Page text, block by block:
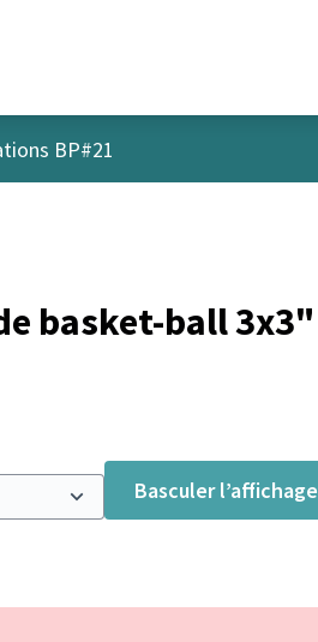
BP#21
basket-ball 3x3"
Basculer l’affichage